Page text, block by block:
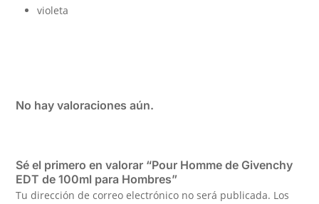
violeta
No hay valoraciones aún.
Sé el primero en valorar “Pour Homme de Givenchy
EDT de 100ml para Hombres”
Tu dirección de correo electrónico no será publicada. Los